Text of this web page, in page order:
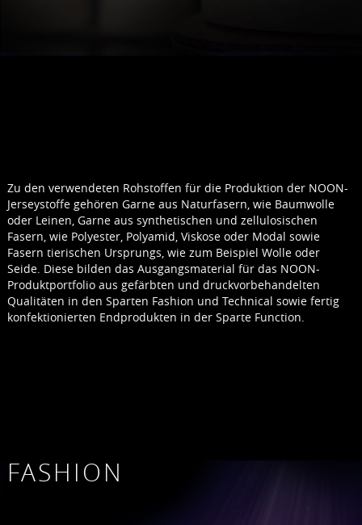
Zu den verwendeten Rohstoffen für die Produktion der NOON-
Jerseystoffe gehören Garne aus Naturfasern, wie Baumwolle
oder Leinen, Garne aus synthetischen und zellulosischen
Fasern, wie Polyester, Polyamid, Viskose oder Modal sowie
Fasern tierischen Ursprungs, wie zum Beispiel Wolle oder
Seide. Diese bilden das Ausgangsmaterial für das NOON-
Produktportfolio aus gefärbten und druckvorbehandelten
Qualitäten in den Sparten Fashion und Technical sowie fertig
konfektionierten Endprodukten in der Sparte Function.
FASHION